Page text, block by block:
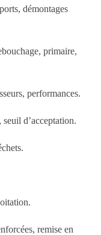
démontages
primaire,
performances.
d’acceptation.
remise en